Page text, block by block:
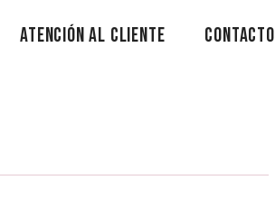
Atención Al Cliente Contacto